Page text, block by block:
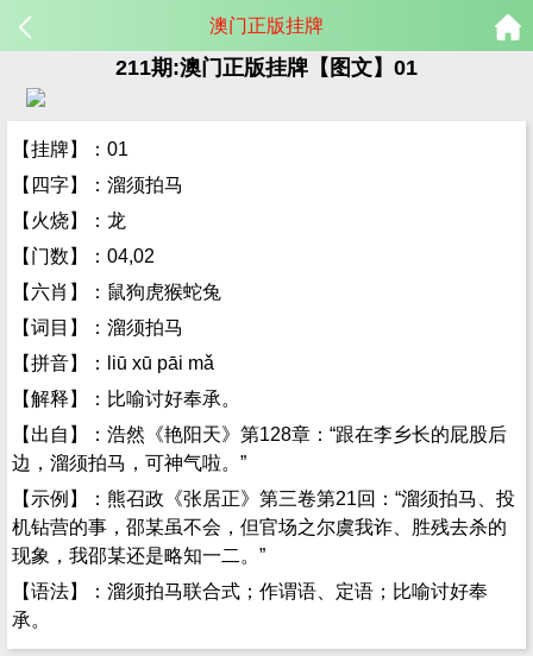
澳门正版挂牌
211期:澳门正版挂牌【图文】01
【挂牌】：01
【四字】：溜须拍马
【火烧】：龙
【门数】：04,02
【六肖】：鼠狗虎猴蛇兔
【词目】：溜须拍马
【拼音】：liū xū pāi mǎ
【解释】：比喻讨好奉承。
【出自】：浩然《艳阳天》第128章：“跟在李乡长的屁股后
边，溜须拍马，可神气啦。”
【示例】：熊召政《张居正》第三卷第21回：“溜须拍马、投
机钻营的事，邵某虽不会，但官场之尔虞我诈、胜残去杀的
现象，我邵某还是略知一二。”
【语法】：溜须拍马联合式；作谓语、定语；比喻讨好奉
承。